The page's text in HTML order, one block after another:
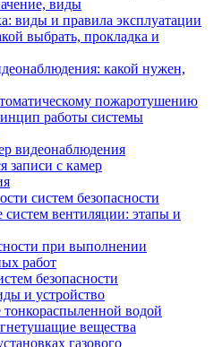
виды
виды и правила эксплуатации
выбрать, прокладка и
какой нужен,
пожаротушению
работы системы
видеонаблюдения
записи с камер
систем безопасности
систем вентиляции: этапы и
при выполнении
работ
безопасности
и устройство
водой
вещества
газового